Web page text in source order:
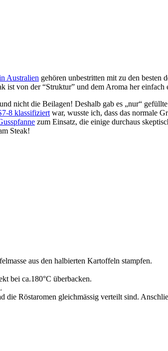
Australien gehören unbestritten mit zu den besten
ist von der “Struktur” und dem Aroma her
nicht die Beilagen! Deshalb gab es „nur“
8 klassifiziert war, wusste ich, dass das normale
zum Einsatz, die einige durchaus
Steak!
aus den halbierten Kartoffeln stampfen.
bei ca.180°C überbacken.
die Röstaromen gleichmässig verteilt sind.